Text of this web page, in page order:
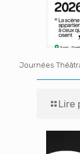
Journées
Lire